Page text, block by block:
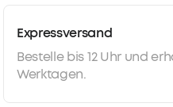
Expressversand
Bestelle bis 12 Uhr und
Werktagen.